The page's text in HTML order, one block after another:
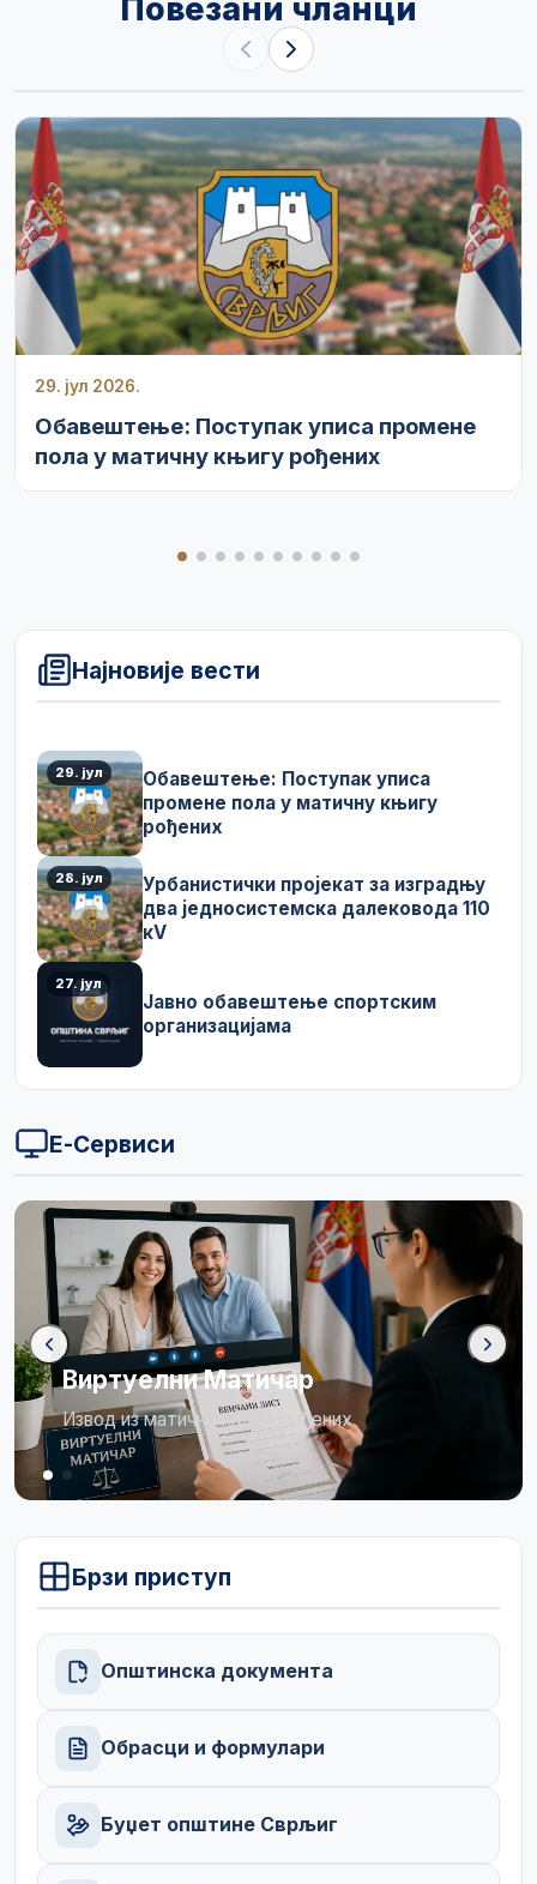
Повезани чланци
29. јул 2026.
Обавештење: Поступак уписа промене
пола у матичну књигу рођених
Најновије вести
29. јул
Обавештење: Поступак уписа
промене пола у матичну књигу
рођених
28. јул
Урбанистички пројекат за изградњу
два једносистемска далековода 110
кV
27. јул
Јавно обавештење спортским
организацијама
Е-Сервиси
Бирачки списак
Огласна табла
Брзи приступ
Општинска документа
Обрасци и формулари
Буџет општине Сврљиг